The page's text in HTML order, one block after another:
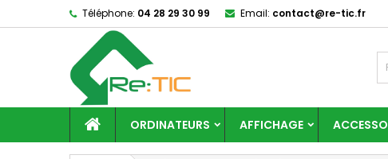
Téléphone: 04 28 29 30 99 Email: contact@re-tic.fr
ORDINATEURS AFFICHAGE